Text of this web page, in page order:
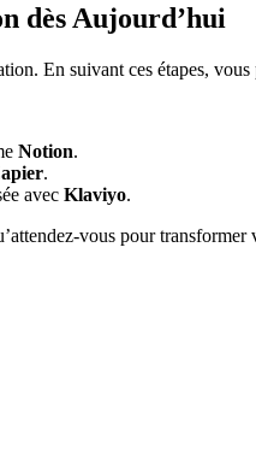
dès Aujourd’hui
En suivant ces étapes,
Notion.
.
avec Klaviyo.
vous pour transformer